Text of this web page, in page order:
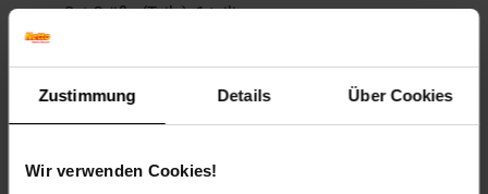
Zustimmung Details Über Cookies
Wir verwenden Cookies!
Set-Größe (Teile): 1-teilig
Länge (cm): 13 cm
Maße: 13 x 13 x 14 cm
Zielgruppe: Erwachsene